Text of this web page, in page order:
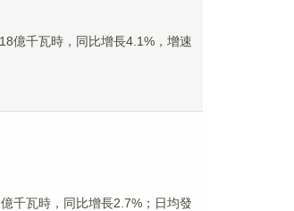
億千瓦時，同比增長4.1%，增速
千瓦時，同比增長2.7%；日均發